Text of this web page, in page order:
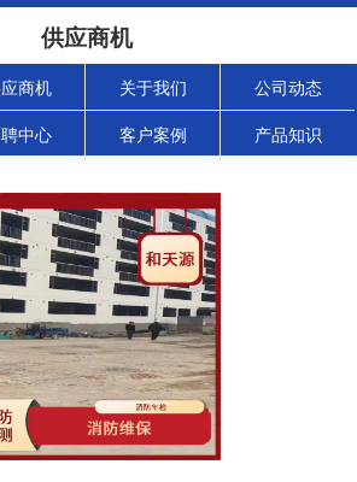
供应商机
商机 关于我们 公司动态
中心 客户案例 产品知识